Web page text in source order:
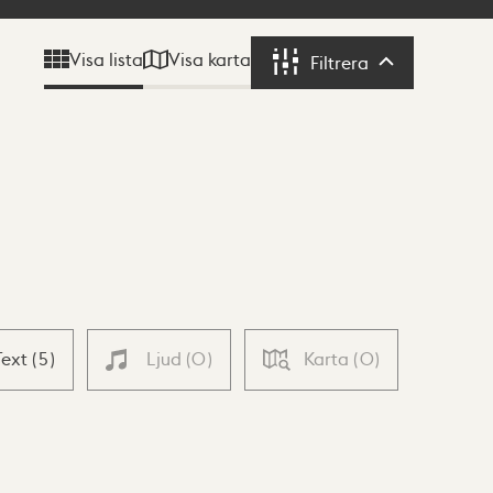
Visa lista Visa karta Filtrera Filtrera
(5) Ljud (0) Karta (0)